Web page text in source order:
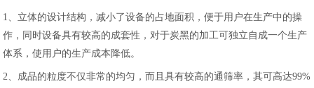
1、立体的设计结构，减小了设备的占地面积，便于用户在生产中的操
作，同时设备具有较高的成套性，对于炭黑的加工可独立自成一个生产
体系，使用户的生产成本降低。
2、成品的粒度不仅非常的均匀，而且具有较高的通筛率，其可高达99%